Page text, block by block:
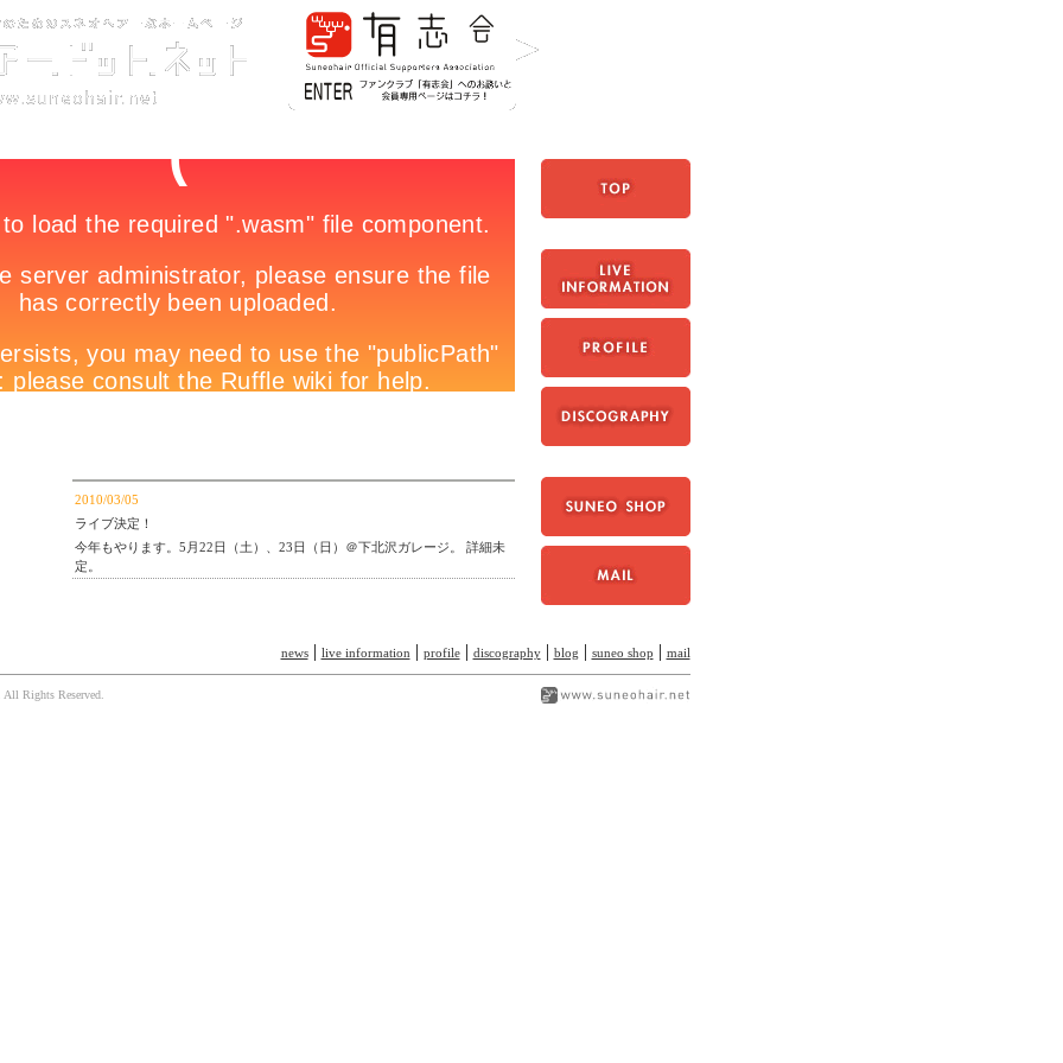
2010/03/05
ライブ決定！
今年もやります。5月22日（土）、23日（日）＠下北沢ガレージ。 詳細未
定。
news| live information | profile| discography| blog | suneo shop | mail
Rights Reserved.